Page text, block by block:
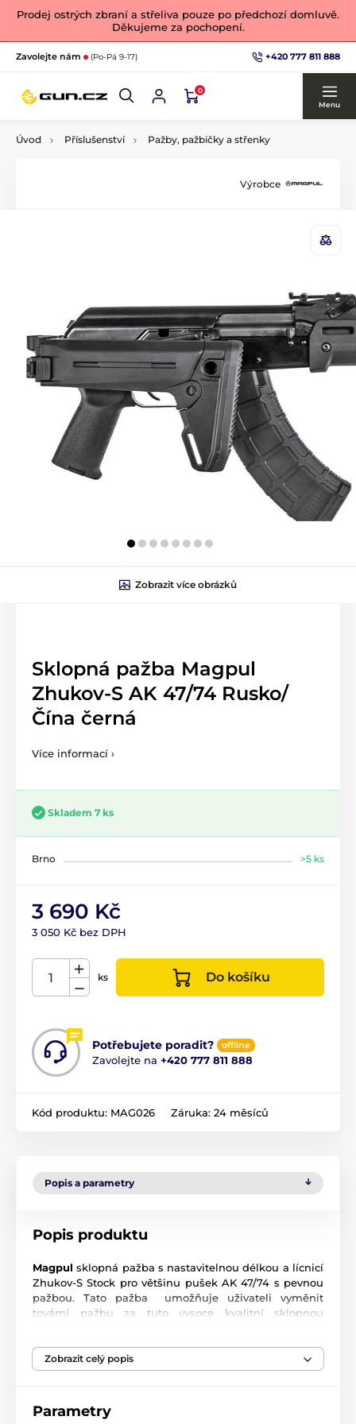
Prodej ostrých zbraní a střeliva pouze po předchozí domluvě.
Děkujeme za pochopení.
Zavolejte nám (Po-Pá 9-17) +420 777 811 888
0
Menu
Úvod Příslušenství Pažby, pažbičky a střenky
Výrobce
Zobrazit více obrázků
Sklopná pažba Magpul
Zhukov-S AK 47/74 Rusko/
Čína černá
Více informací ›
Skladem 7 ks
Brno >5 ks
3 690 Kč
3 050 Kč bez DPH
ks Do košíku
Potřebujete poradit? offline
Zavolejte na +420 777 811 888
Kód produktu: MAG026 Záruka: 24 měsíců
Popis a parametry
Popis produktu
Magpul sklopná pažba s nastavitelnou délkou a lícnicí
Zhukov-S Stock pro většinu pušek AK 47/74 s pevnou
pažbou. Tato pažba umožňuje uživateli vyměnit
tovární pažbu za tuto vysoce kvalitní sklopnou
hardwarem, který zajišťuje velmi robustní a spolehlivé
uchycení.
AK, Zhukov-S Stock se skládá doprava, má
Zobrazit celý popis
Parametry